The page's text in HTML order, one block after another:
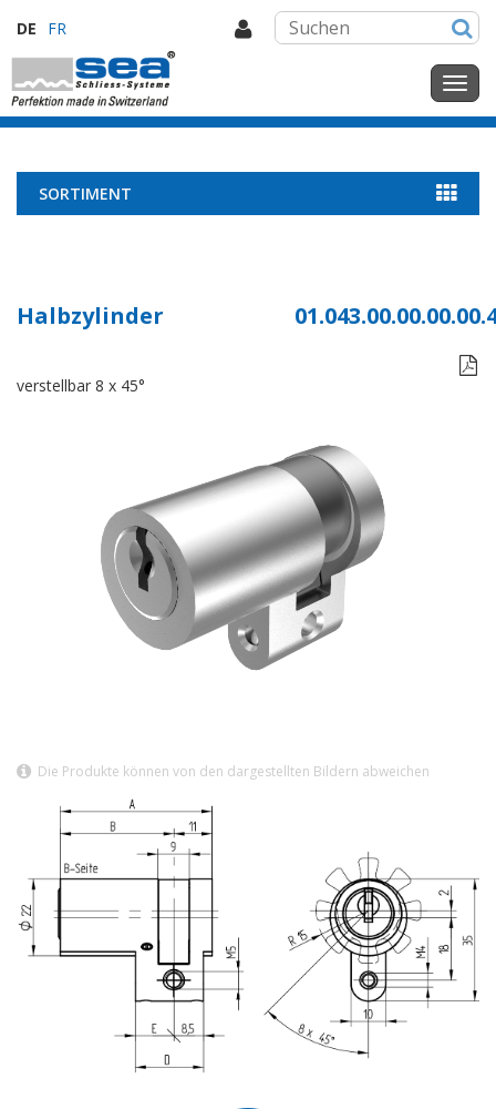
DE FR
SORTIMENT
Halbzylinder

verstellbar 8 x 45°
Die Produkte können von den dargestellten Bildern abweichen